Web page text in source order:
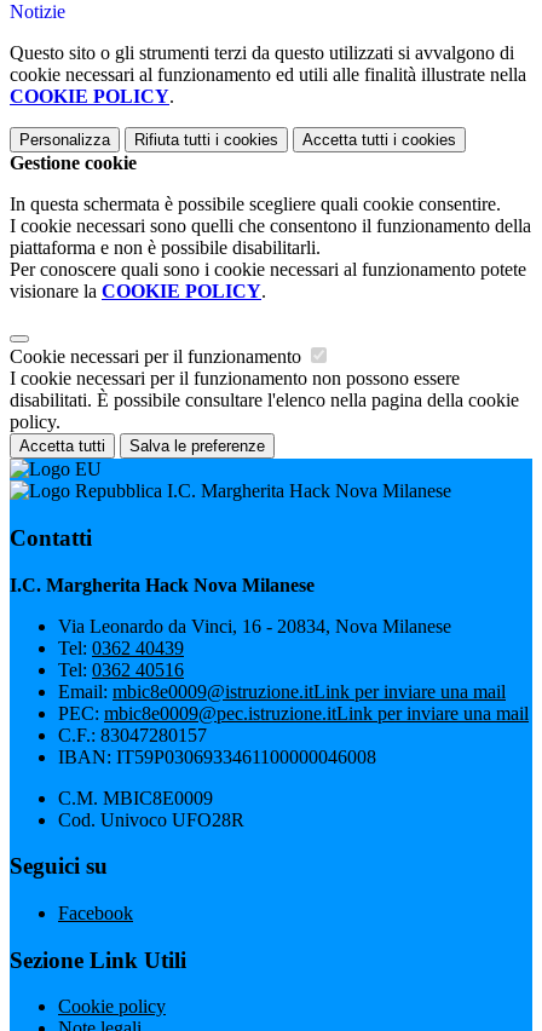
Notizie
Questo sito o gli strumenti terzi da questo utilizzati si avvalgono di
cookie necessari al funzionamento ed utili alle finalità illustrate nella
COOKIE POLICY.
Personalizza Rifiuta tutti i cookies Accetta tutti i cookies
Gestione cookie
In questa schermata è possibile scegliere quali cookie consentire.
I cookie necessari sono quelli che consentono il funzionamento della
piattaforma e non è possibile disabilitarli.
Per conoscere quali sono i cookie necessari al funzionamento potete
visionare la COOKIE POLICY.
Cookie necessari per il funzionamento
I cookie necessari per il funzionamento non possono essere
disabilitati. È possibile consultare l'elenco nella pagina della cookie
policy.
Accetta tutti Salva le preferenze
I.C. Margherita Hack Nova Milanese
Contatti
I.C. Margherita Hack Nova Milanese
Via Leonardo da Vinci, 16 - 20834, Nova Milanese
Tel: 0362 40439
Tel: 0362 40516
Email: mbic8e0009@istruzione.itLink per inviare una mail
PEC: mbic8e0009@pec.istruzione.itLink per inviare una mail
C.F.: 83047280157
IBAN: IT59P0306933461100000046008
C.M. MBIC8E0009
Cod. Univoco UFO28R
Seguici su
Facebook
Sezione Link Utili
Cookie policy